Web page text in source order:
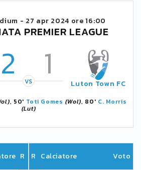
- 27 apr 2024 ore 16:00
PREMIER LEAGUE
2 1
VS Luton Town FC
, 50' Toti Gomes (Wol), 80' C. Morris
(Lut)
R R Calciatore Voto